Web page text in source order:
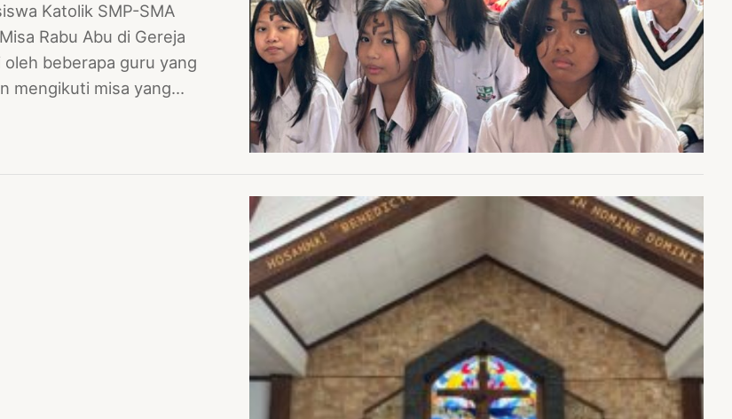
Katolik SMP-SMA
Rabu Abu di Gereja
beberapa guru yang
mengikuti misa yang…